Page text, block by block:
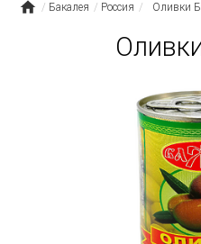
Бакалея Россия Оливки